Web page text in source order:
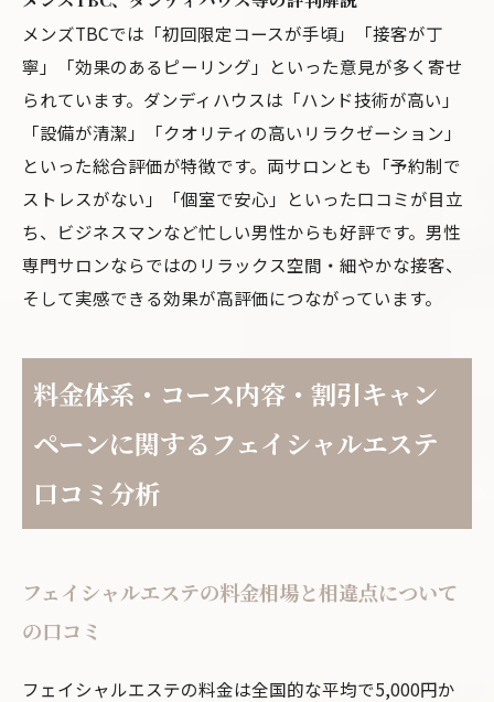
メンズTBCでは「初回限定コースが手頃」「接客が丁
寧」「効果のあるピーリング」といった意見が多く寄せ
られています。ダンディハウスは「ハンド技術が高い」
「設備が清潔」「クオリティの高いリラクゼーション」
といった総合評価が特徴です。両サロンとも「予約制で
ストレスがない」「個室で安心」といった口コミが目立
ち、ビジネスマンなど忙しい男性からも好評です。男性
専門サロンならではのリラックス空間・細やかな接客、
そして実感できる効果が高評価につながっています。
料金体系・コース内容・割引キャン
ペーンに関するフェイシャルエステ
口コミ分析
フェイシャルエステの料金相場と相違点について
の口コミ
フェイシャルエステの料金は全国的な平均で5,000円か